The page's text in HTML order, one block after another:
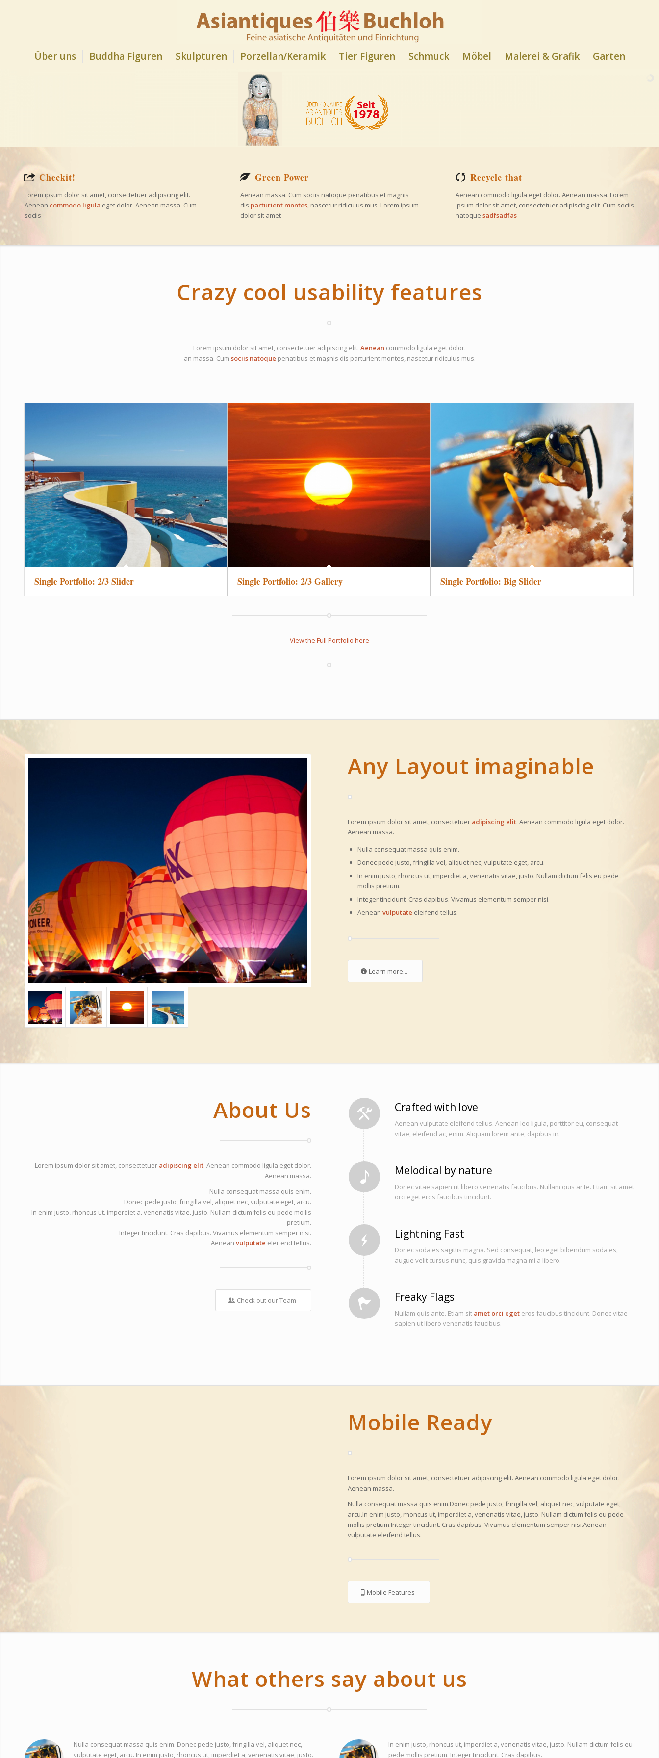
Über uns Buddha Figuren Skulpturen Porzellan/Keramik Tier Figuren Schmuck Möbel Malerei & Grafik Garten
Checkit!
Lorem ipsum dolor sit amet, consectetuer adipiscing elit.
Aenean commodo ligula eget dolor. Aenean massa. Cum
sociis
Green Power
Aenean massa. Cum sociis natoque penatibus et magnis
dis parturient montes, nascetur ridiculus mus. Lorem ipsum
dolor sit amet
Recycle that
Aenean commodo ligula eget dolor. Aenean massa. Lorem
ipsum dolor sit amet, consectetuer adipiscing elit. Cum sociis
natoquesadfsadfas
Crazy cool usability features
Lorem ipsum dolor sit amet, consectetuer adipiscing elit. Aenean commodo ligula eget dolor.
an massa. Cum sociis natoque penatibus et magnis dis parturient montes, nascetur ridiculus mus.
Single Portfolio: 2/3 Slider Single Portfolio: 2/3 Gallery Single Portfolio: Big Slider
View the Full Portfolio here
Any Layout imaginable
Lorem ipsum dolor sit amet, consectetuer adipiscing elit. Aenean commodo ligula eget dolor.
Aenean massa.
Nulla consequat massa quis enim.
Donec pede justo, fringilla vel, aliquet nec, vulputate eget, arcu.
In enim justo, rhoncus ut, imperdiet a, venenatis vitae, justo. Nullam dictum felis eu pede
mollis pretium.
Integer tincidunt. Cras dapibus. Vivamus elementum semper nisi.
Aeneanvulputate eleifend tellus.
Learn more...
About Us
Lorem ipsum dolor sit amet, consectetuer adipiscing elit. Aenean commodo ligula eget dolor.
Aenean massa.
Nulla consequat massa quis enim.
Donec pede justo, fringilla vel, aliquet nec, vulputate eget, arcu.
In enim justo, rhoncus ut, imperdiet a, venenatis vitae, justo. Nullam dictum felis eu pede mollis
pretium.
Integer tincidunt. Cras dapibus. Vivamus elementum semper nisi.
Aenean vulputate eleifend tellus.
Check out our Team
Crafted with love
Aenean vulputate eleifend tellus. Aenean leo ligula, porttitor eu, consequat
vitae, eleifend ac, enim. Aliquam lorem ante, dapibus in.
Melodical by nature
Donec vitae sapien ut libero venenatis faucibus. Nullam quis ante. Etiam sit amet
orci eget eros faucibus tincidunt.
Lightning Fast
Donec sodales sagittis magna. Sed consequat, leo eget bibendum sodales,
augue velit cursus nunc, quis gravida magna mi a libero.
Freaky Flags
Nullam quis ante. Etiam sit amet orci eget eros faucibus tincidunt. Donec vitae
sapien ut libero venenatis faucibus.
Mobile Ready
Lorem ipsum dolor sit amet, consectetuer adipiscing elit. Aenean commodo ligula eget dolor.
Aenean massa.
Nulla consequat massa quis enim.Donec pede justo, fringilla vel, aliquet nec, vulputate eget,
arcu.In enim justo, rhoncus ut, imperdiet a, venenatis vitae, justo. Nullam dictum felis eu pede
mollis pretium.Integer tincidunt. Cras dapibus. Vivamus elementum semper nisi.Aenean
vulputate eleifend tellus.
Mobile Features
What others say about us
Nulla consequat massa quis enim. Donec pede justo, fringilla vel, aliquet nec,
vulputate eget, arcu. In enim justo, rhoncus ut, imperdiet a, venenatis vitae, justo.
In enim justo, rhoncus ut, imperdiet a, venenatis vitae, justo. Nullam dictum felis eu
pede mollis pretium. Integer tincidunt. Cras dapibus.